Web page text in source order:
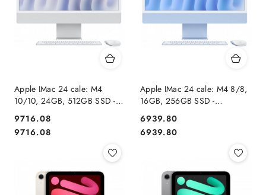
Apple IMac 24 cale: M4
10/10, 24GB, 512GB SSD -
Srebrny
Cena:
9716.08
Cena:
9716.08
Apple IMac 24 cale: M4 8/8,
16GB, 256GB SSD -
Niebieski
Cena:
6939.80
Cena:
6939.80